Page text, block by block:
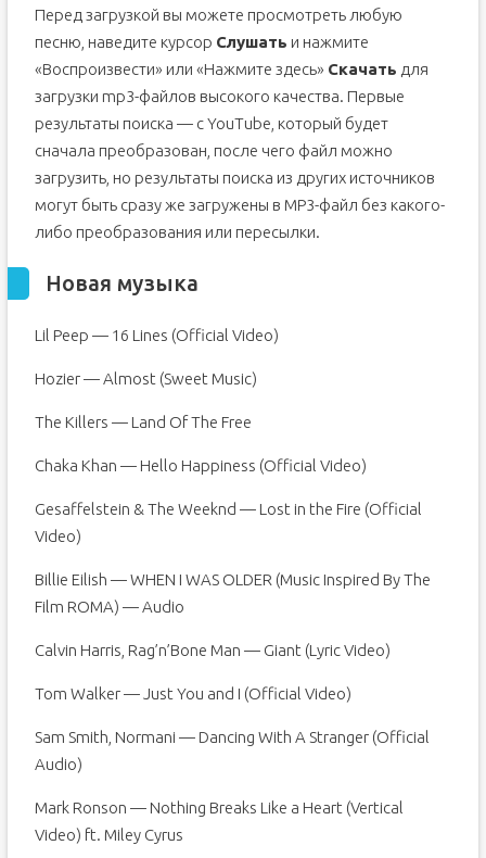
Перед загрузкой вы можете просмотреть любую
песню, наведите курсор Слушать и нажмите
«Воспроизвести» или «Нажмите здесь» Скачать для
загрузки mp3-файлов высокого качества. Первые
результаты поиска — с YouTube, который будет
сначала преобразован, после чего файл можно
загрузить, но результаты поиска из других источников
могут быть сразу же загружены в MP3-файл без какого-
либо преобразования или пересылки.
Новая музыка
Lil Peep — 16 Lines (Official Video)
Hozier — Almost (Sweet Music)
The Killers — Land Of The Free
Chaka Khan — Hello Happiness (Official Video)
Gesaffelstein & The Weeknd — Lost in the Fire (Official
Video)
Billie Eilish — WHEN I WAS OLDER (Music Inspired By The
Film ROMA) — Audio
Calvin Harris, Rag’n’Bone Man — Giant (Lyric Video)
Tom Walker — Just You and I (Official Video)
Sam Smith, Normani — Dancing With A Stranger (Official
Audio)
Mark Ronson — Nothing Breaks Like a Heart (Vertical
Video) ft. Miley Cyrus